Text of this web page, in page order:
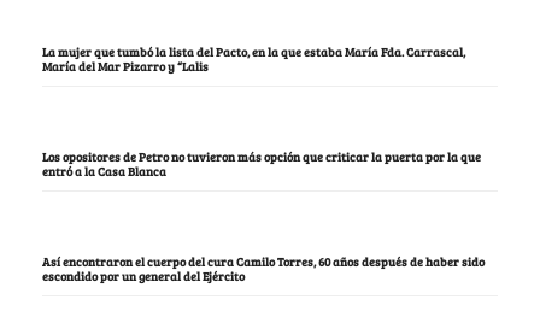
La mujer que tumbó la lista del Pacto, en la que estaba María Fda. Carrascal,
María del Mar Pizarro y “Lalis
Los opositores de Petro no tuvieron más opción que criticar la puerta por la que
entró a la Casa Blanca
Así encontraron el cuerpo del cura Camilo Torres, 60 años después de haber sido
escondido por un general del Ejército